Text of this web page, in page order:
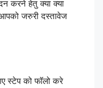
करने हेतु क्या क्या
जरुरी दस्तावेज
स्टेप को फॉलो करे